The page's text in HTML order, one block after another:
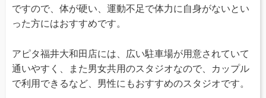
ですので、体が硬い、運動不足で体力に自身がないとい
った方にはおすすめです。
アピタ福井大和田店には、広い駐車場が用意されていて
通いやすく、また男女共用のスタジオなので、カップル
で利用できるなど、男性にもおすすめのスタジオです。